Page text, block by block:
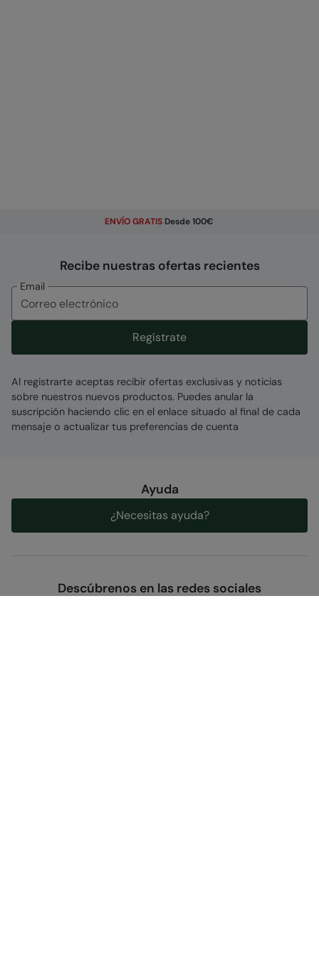
ENVÍO GRATISDesde 100€
Recibe nuestras ofertas recientes
Email
Regístrate
Al registrarte aceptas recibir ofertas exclusivas y noticias
sobre nuestros nuevos productos. Puedes anular la
suscripción haciendo clic en el enlace situado al final de cada
mensaje o actualizar tus preferencias de cuenta
Ayuda
¿Necesitas ayuda?
Descúbrenos en las redes sociales